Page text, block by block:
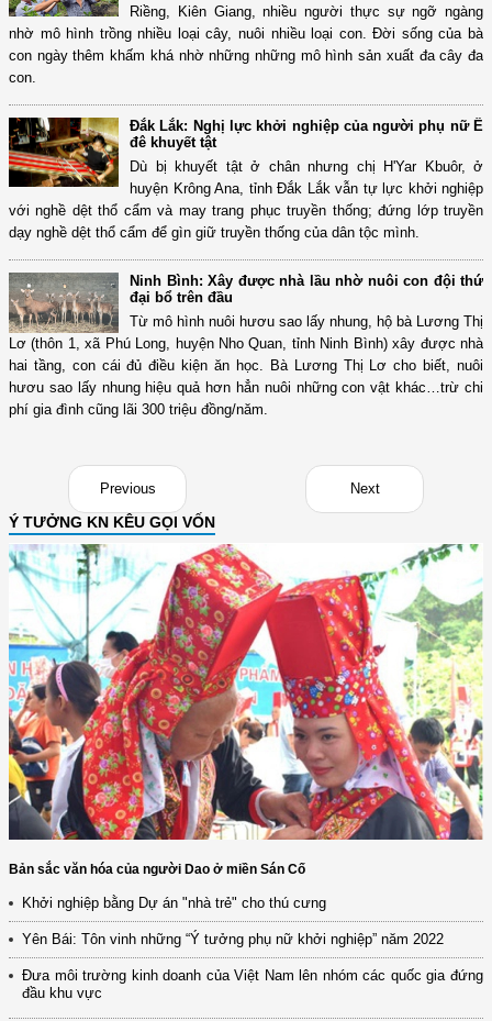
Riềng, Kiên Giang, nhiều người thực sự ngỡ ngàng
nhờ mô hình trồng nhiều loại cây, nuôi nhiều loại con. Đời sống của bà
con ngày thêm khấm khá nhờ những những mô hình sản xuất đa cây đa
con.
Đắk Lắk: Nghị lực khởi nghiệp của người phụ nữ Ê
đê khuyết tật
Dù bị khuyết tật ở chân nhưng chị H'Yar Kbuôr, ở
huyện Krông Ana, tỉnh Đắk Lắk vẫn tự lực khởi nghiệp
với nghề dệt thổ cẩm và may trang phục truyền thống; đứng lớp truyền
dạy nghề dệt thổ cẩm để gìn giữ truyền thống của dân tộc mình.
Ninh Bình: Xây được nhà lầu nhờ nuôi con đội thứ
đại bổ trên đầu
Từ mô hình nuôi hươu sao lấy nhung, hộ bà Lương Thị
Lơ (thôn 1, xã Phú Long, huyện Nho Quan, tỉnh Ninh Bình) xây được nhà
hai tầng, con cái đủ điều kiện ăn học. Bà Lương Thị Lơ cho biết, nuôi
hươu sao lấy nhung hiệu quả hơn hẳn nuôi những con vật khác…trừ chi
phí gia đình cũng lãi 300 triệu đồng/năm.
Previous Next
Ý TƯỞNG KN KÊU GỌI VỐN
Bản sắc văn hóa của người Dao ở miền Sán Cố
Khởi nghiệp bằng Dự án "nhà trẻ" cho thú cưng
Yên Bái: Tôn vinh những “Ý tưởng phụ nữ khởi nghiệp” năm 2022
Đưa môi trường kinh doanh của Việt Nam lên nhóm các quốc gia đứng
đầu khu vực